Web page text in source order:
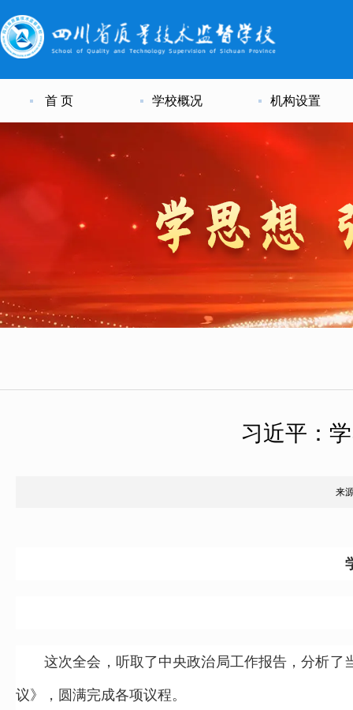
首 页 学校概况 机构设置
习近平：
来
这次全会，听取了中央政治局工作报告，分析
议》，圆满完成各项议程。